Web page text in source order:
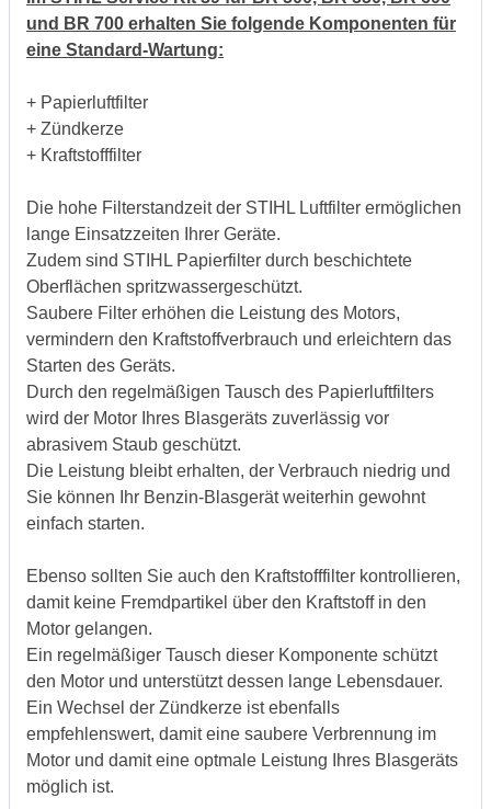
und BR 700 erhalten Sie folgende Komponenten für
eine Standard-Wartung:
+ Papierluftfilter
+ Zündkerze
+ Kraftstofffilter
Die hohe Filterstandzeit der STIHL Luftfilter ermöglichen
lange Einsatzzeiten Ihrer Geräte.
Zudem sind STIHL Papierfilter durch beschichtete
Oberflächen spritzwassergeschützt.
Saubere Filter erhöhen die Leistung des Motors,
vermindern den Kraftstoffverbrauch und erleichtern das
Starten des Geräts.
Durch den regelmäßigen Tausch des Papierluftfilters
wird der Motor Ihres Blasgeräts zuverlässig vor
abrasivem Staub geschützt.
Die Leistung bleibt erhalten, der Verbrauch niedrig und
Sie können Ihr Benzin-Blasgerät weiterhin gewohnt
einfach starten.
Ebenso sollten Sie auch den Kraftstofffilter kontrollieren,
damit keine Fremdpartikel über den Kraftstoff in den
Motor gelangen.
Ein regelmäßiger Tausch dieser Komponente schützt
den Motor und unterstützt dessen lange Lebensdauer.
Ein Wechsel der Zündkerze ist ebenfalls
empfehlenswert, damit eine saubere Verbrennung im
Motor und damit eine optmale Leistung Ihres Blasgeräts
möglich ist.